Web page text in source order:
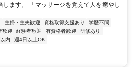
します。 「マッサージを覚えて人を癒やし
主婦・主夫歓迎 資格取得支援あり
学歴不問
歓迎 経験者歓迎 有資格者歓迎
研修あり
内 週4日以上OK